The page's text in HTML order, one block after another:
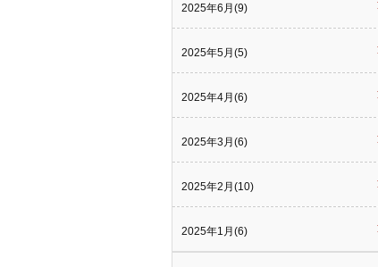
2025年6月(9)
2025年5月(5)
2025年4月(6)
2025年3月(6)
2025年2月(10)
2025年1月(6)